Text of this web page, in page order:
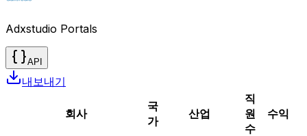
Adxstudio Portals
API
내보내기
회사
국
가
산업
직
원
수
수익